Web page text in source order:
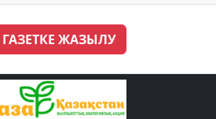
ГАЗЕТКЕ ЖАЗЫЛУ